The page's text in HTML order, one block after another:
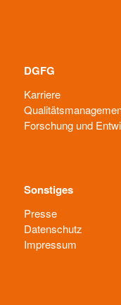
DGFG
Karriere
Forschung und
Sonstiges
Presse
Datenschutz
Impressum